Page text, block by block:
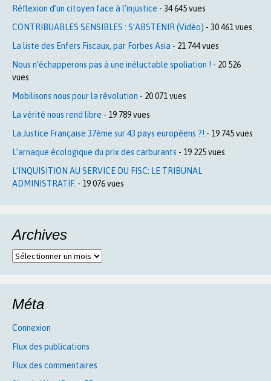
Réflexion d’un citoyen face à l’injustice - 34 645 vues
CONTRIBUABLES SENSIBLES : S’ABSTENIR (Vidéo) - 30 461 vues
La liste des Enfers Fiscaux, par Forbes Asia - 21 744 vues
Nous n’échapperons pas à une inéluctable spoliation ! - 20 526
vues
Mobilisons nous pour la révolution - 20 071 vues
La vérité nous rend libre - 19 789 vues
La Justice Française 37ème sur 43 pays européens ?! - 19 745 vues
L’arnaque écologique du prix des carburants - 19 225 vues
L’INQUISITION AU SERVICE DU FISC: LE TRIBUNAL
ADMINISTRATIF. - 19 076 vues
Archives
Archives
Méta
Connexion
Flux des publications
Flux des commentaires